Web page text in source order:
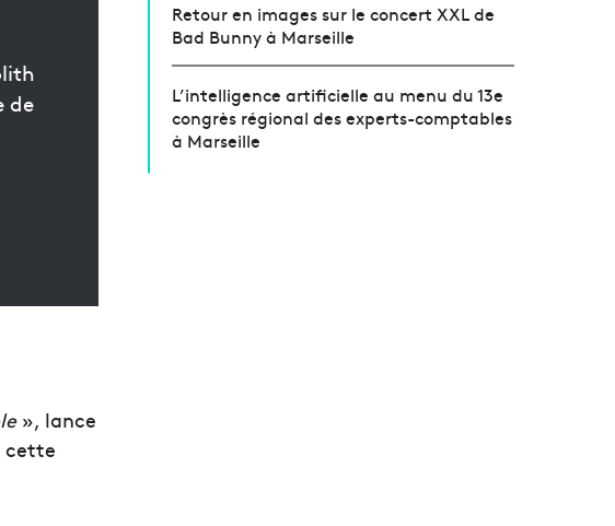
de
», lance
cette
Retour en images sur le concert XXL de
Bad Bunny à Marseille
L’intelligence artificielle au menu du 13e
congrès régional des experts-comptables
à Marseille